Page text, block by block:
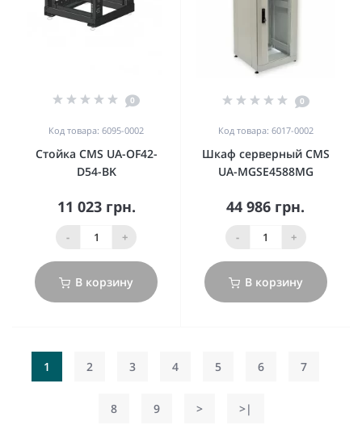
0
Код товара: 6095-0002
Стойка CMS UA-OF42-
D54-BK
11 023 грн.
- +
В корзину
0
Код товара: 6017-0002
Шкаф серверный CMS
UA-MGSE4588MG
44 986 грн.
- +
В корзину
1 2 3 4 5 6 7
8 9 > >|